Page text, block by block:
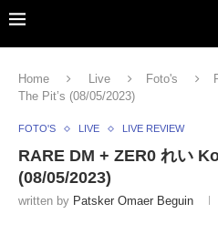
Home Live Foto's
The Pit’s (08/05/2023)
FOTO'S LIVE LIVE REVIEW
RARE DM + ZER0 れい
(08/05/2023)
written by Patsker Omaer Beguin